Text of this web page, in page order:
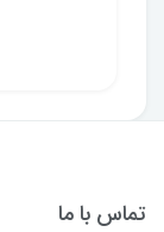
تماس با ما